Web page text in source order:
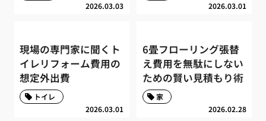
2026.03.03 2026.03.01
現場の専門家に聞くト
イレリフォーム費用の
想定外出費
2026.03.01
トイレ
6畳フローリング張替
え費用を無駄にしない
ための賢い見積もり術
2026.02.28
家